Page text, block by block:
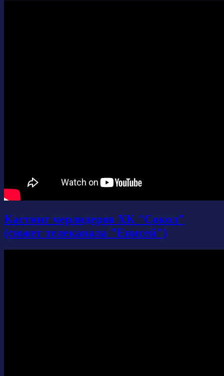
Кастинг черлидеров ХК "Сокол"
(сюжет телеканала "Енисей")